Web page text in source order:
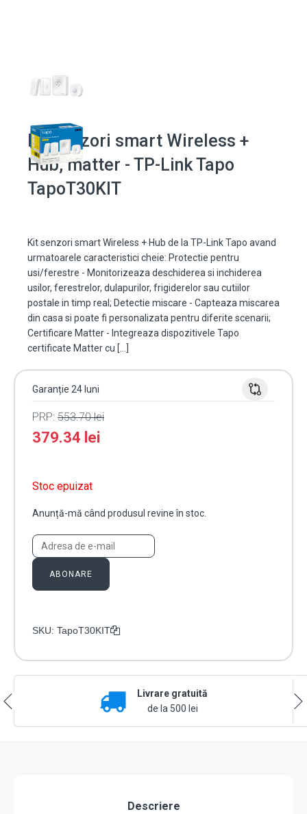
Kit senzori smart Wireless +
Hub, matter - TP-Link Tapo
TapoT30KIT
Kit senzori smart Wireless + Hub de la TP-Link Tapo avand
urmatoarele caracteristici cheie: Protectie pentru
usi/ferestre - Monitorizeaza deschiderea si inchiderea
usilor, ferestrelor, dulapurilor, frigiderelor sau cutiilor
postale in timp real; Detectie miscare - Capteaza miscarea
din casa si poate fi personalizata pentru diferite scenarii;
Certificare Matter - Integreaza dispozitivele Tapo
certificate Matter cu […]
Garanție 24 luni
PRP: 553.70lei
379.34 lei
Stoc epuizat
Anunță-mă când produsul revine în stoc.
ABONARE
SKU: TapoT30KIT
Livrare gratuită
de la 500 lei
Descriere